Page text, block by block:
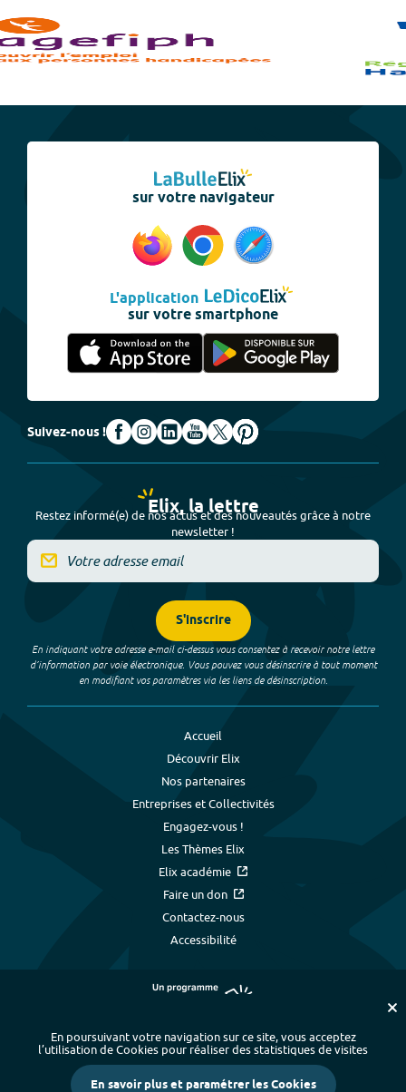
sur votre navigateur
L'application
sur votre smartphone
Suivez-nous !
Elix, la lettre
Restez informé(e) de nos actus et des nouveautés grâce à notre
newsletter !
S'inscrire
En indiquant votre adresse e-mail ci-dessus vous consentez à recevoir notre lettre
d’information par voie électronique. Vous pouvez vous désinscrire à tout moment
en modifiant vos paramètres via les liens de désinscription.
Accueil
Découvrir Elix
Nos partenaires
Entreprises et Collectivités
Engagez-vous !
Les Thèmes Elix
Elix académie
Faire un don
Contactez-nous
Accessibilité
Plan du site - Index alphabétique
-
Mentions légales et données personnelles
- Paramétrer les cookies
En poursuivant votre navigation sur ce site, vous acceptez
l’utilisation de Cookies pour réaliser des statistiques de visites
En savoir plus et paramétrer les Cookies